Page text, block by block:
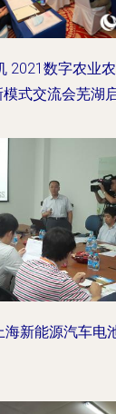
2021数字农业
模式交流会芜湖
海新能源汽车电